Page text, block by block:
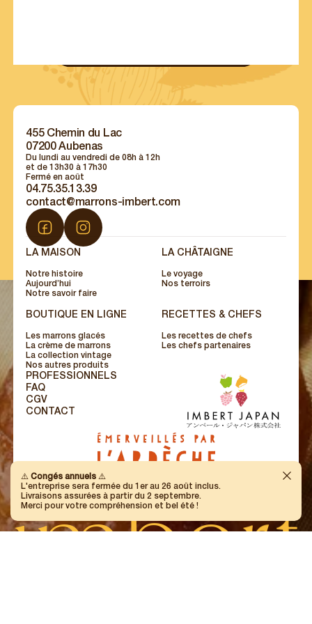
⚠️ Congés annuels ⚠️
L'entreprise sera fermée du 1er au 26 août inclus.
Livraisons assurées à partir du 2 septembre.
Merci pour votre compréhension et bel été !
455 Chemin du Lac
07200 Aubenas
Du lundi au vendredi de 08h à 12h
et de 13h30 à 17h30
Fermé en août
04.75.35.13.39
contact@marrons-imbert.com
LA MAISON
Notre histoire
Aujourd’hui
Notre savoir faire
LA CHÂTAIGNE
Le voyage
Nos terroirs
BOUTIQUE EN LIGNE
Les marrons glacés
La crème de marrons
La collection vintage
Nos autres produits
RECETTES & CHEFS
Les recettes de chefs
Les chefs partenaires
PROFESSIONNELS
FAQ
CGV
CONTACT
imbert